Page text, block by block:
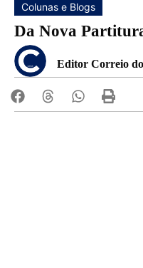
Colunas e Blogs
Da Nova
Editor Correio